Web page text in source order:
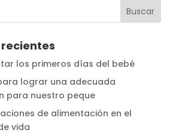
los primeros días del bebé
lograr una adecuada
para nuestro peque
de alimentación en el
vida